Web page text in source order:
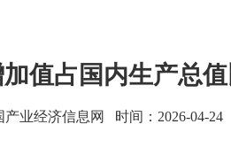
值占国内生产总
产业经济信息网 时间：2026-04-24